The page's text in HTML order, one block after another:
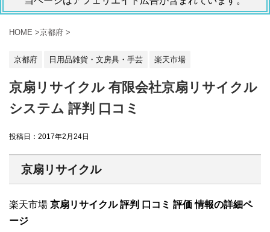
HOME >京都府 >
京都府 日用品雑貨・文房具・手芸 楽天市場
京扇リサイクル 有限会社京扇リサイクル
システム 評判 口コミ
投稿日： 2017年2月24日
京扇リサイクル
楽天市場 京扇リサイクル 評判 口コミ 評価 情報の詳細ペ
ージ